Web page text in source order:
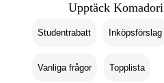
Upptäck Komadori
Studentrabatt Inköpsförslag
Vanliga frågor Topplista